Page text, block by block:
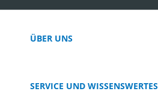
ÜBER UNS
SERVICE UND WISSENSWERTES